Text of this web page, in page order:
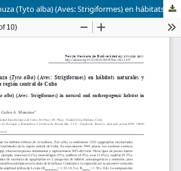
La dieta de la lechuza (Tyto alba) (Aves: Strigiformes) en hábitats naturales y antropogénicos de la región central de Cuba